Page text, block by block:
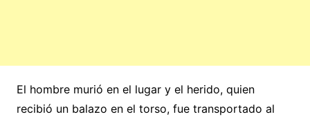
El hombre murió en el lugar y el herido, quien
recibió un balazo en el torso, fue transportado al